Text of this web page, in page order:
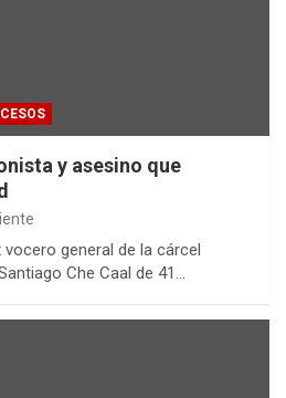
y asesino que
general de la cárcel
Che Caal de 41…